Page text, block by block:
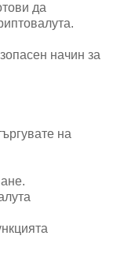
да
начин за
на